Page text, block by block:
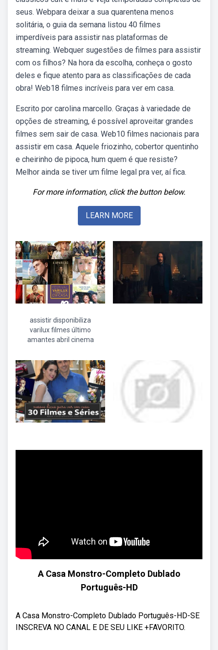
seus. Webpara deixar a sua quarentena menos
solitária, o guia da semana listou 40 filmes
imperdíveis para assistir nas plataformas de
streaming. Webquer sugestões de filmes para assistir
com os filhos? Na hora da escolha, conheça o gosto
deles e fique atento para as classificações de cada
obra! Web18 filmes incríveis para ver em casa.
Escrito por carolina marcello. Graças à variedade de
opções de streaming, é possível aproveitar grandes
filmes sem sair de casa. Web10 filmes nacionais para
assistir em casa. Aquele friozinho, cobertor quentinho
e cheirinho de pipoca, hum quem é que resiste?
Melhor ainda se tiver um filme legal pra ver, aí fica.
For more information, click the button below.
LEARN MORE
assistir disponibiliza
varilux filmes último
amantes abril cinema
A Casa Monstro-Completo Dublado
Português-HD
A Casa Monstro-Completo Dublado Português-HD-SE
INSCREVA NO CANAL E DE SEU LIKE +FAVORITO.